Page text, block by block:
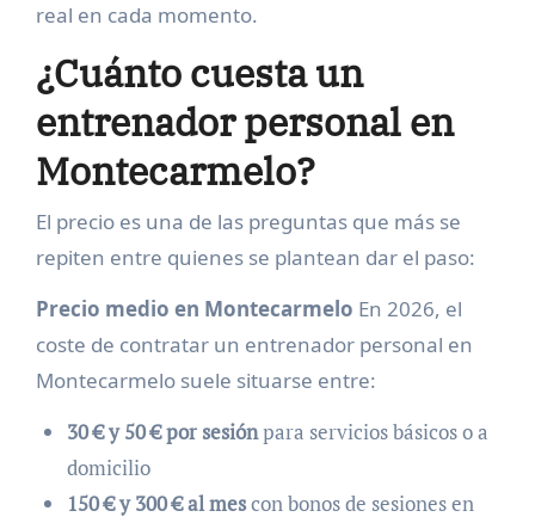
real en cada momento.
¿Cuánto cuesta un
entrenador personal en
Montecarmelo?
El precio es una de las preguntas que más se
repiten entre quienes se plantean dar el paso:
Precio medio en Montecarmelo En 2026, el
coste de contratar un entrenador personal en
Montecarmelo suele situarse entre:
30 € y 50 € por sesiónpara servicios básicos o a
domicilio
150 € y 300 € al mescon bonos de sesiones en